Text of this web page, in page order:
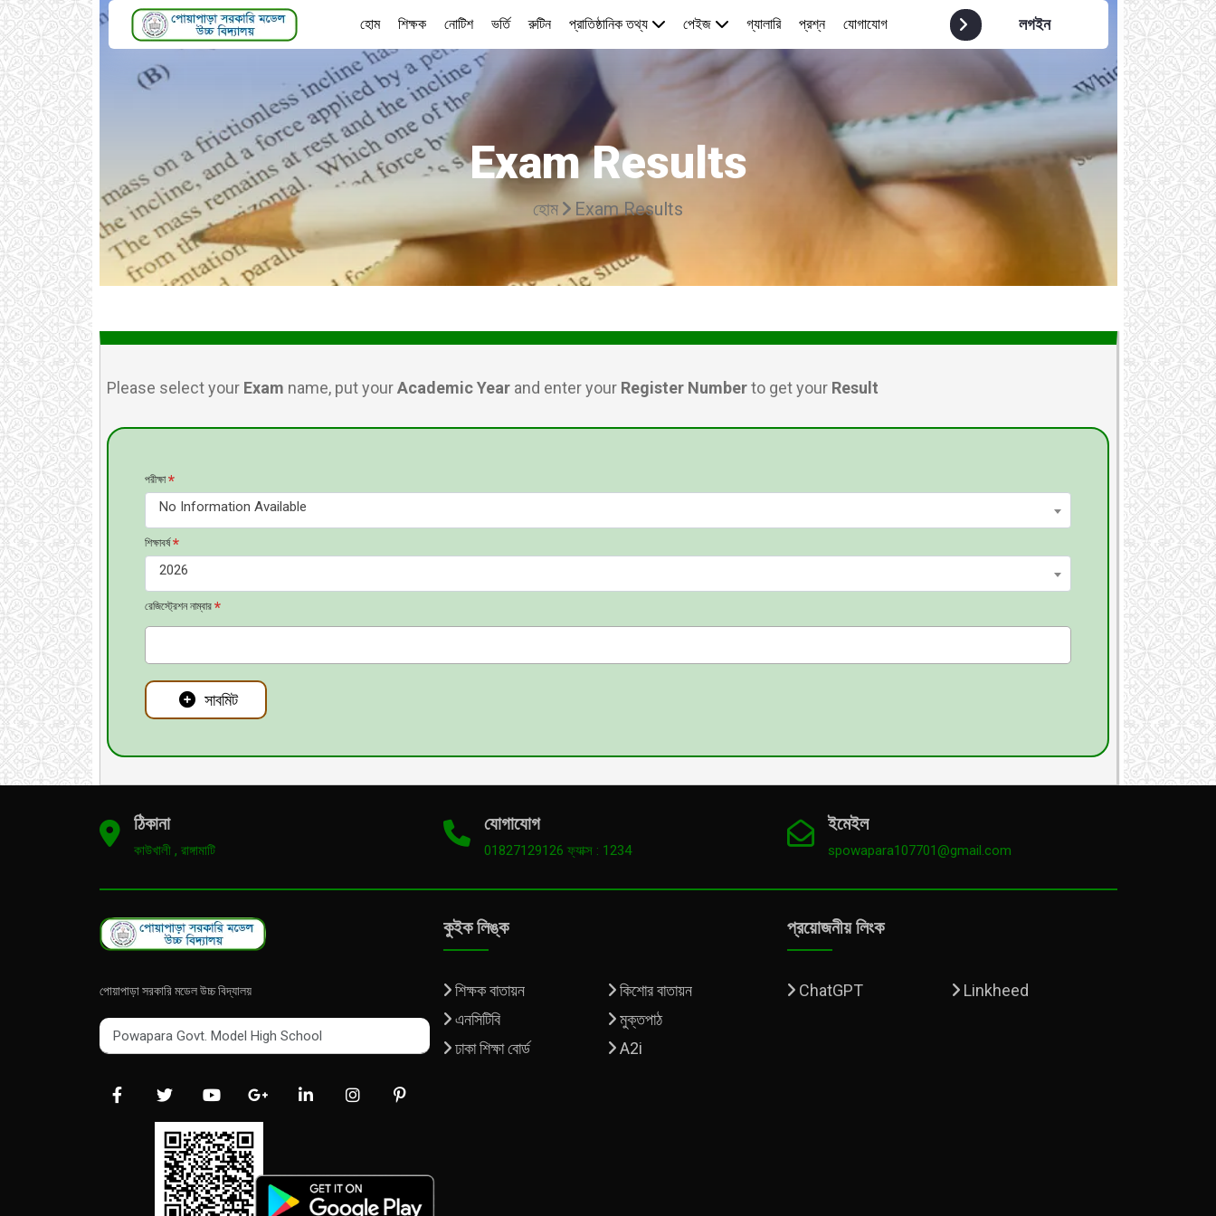
হোম শিক্ষক নোটিশ ভর্তি রুটিন প্রাতিষ্ঠানিক তথ্য পেইজ গ্যালারি প্রশ্ন যোগাযোগ লগইন
Exam Results
হোম Exam Results
Please select your Exam name, put yourAcademic Year and enter your Register Numberto get your Result
পরীক্ষা*
No Information Available
শিক্ষাবর্ষ*
2026
রেজিস্ট্রেশন নাম্বার *
সাবমিট
ঠিকানা
কাউখালী , রাঙ্গামাটি
যোগাযোগ
01827129126 ফ্যাক্স : 1234
ইমেইল
spowapara107701@gmail.com
পোয়াপাড়া সরকারি মডেল উচ্চ বিদ্যালয়
Powapara Govt. Model High School
Powapara Govt. Model High School
কুইক লিঙ্ক
শিক্ষক বাতায়ন
কিশোর বাতায়ন
এনসিটিবি
মুক্তপাঠ
ঢাকা শিক্ষা বোর্ড
A2i
প্রয়োজনীয় লিংক
ChatGPT Linkheed